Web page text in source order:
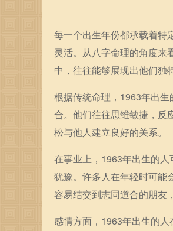
每一个出生年份都承载着特
灵活。从八字命理的角度
中，往往能够展现出他们独
根据传统命理，1963年出
合。他们往往思维敏捷，反
松与他人建立良好的关系。
在事业上，1963年出生的
犹豫。许多人在年轻时可能
容易结交到志同道合的朋友
感情方面，1963年出生的